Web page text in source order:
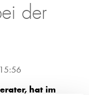
der
hat im